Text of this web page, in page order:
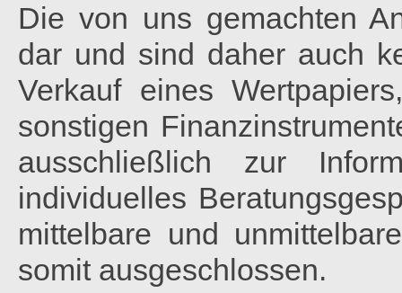
Die von uns gemachten
dar und sind daher auch
Verkauf eines
sonstigen
ausschließlich zur
individuelles
mittelbare und
somit ausgeschlossen.